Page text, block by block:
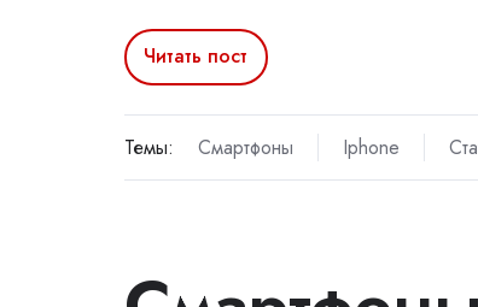
Читать пост
Темы: Смартфоны Iphone